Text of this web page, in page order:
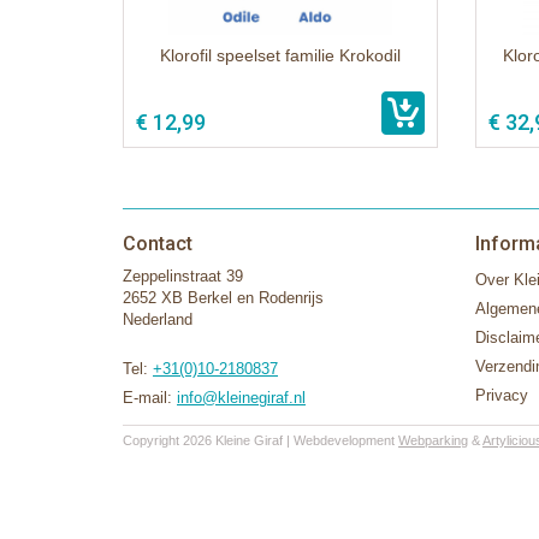
Klorofil speelset familie Krokodil
€ 12,99 €
Contact
Zeppelinstraat 39
2652 XB Berkel en Rodenrijs
Nederland
Tel: +31(0)10-2180837
E-mail: info@kleinegiraf.nl
Over
Privacy
Copyright 2026 Kleine Giraf | Webdevelopment Webparking &